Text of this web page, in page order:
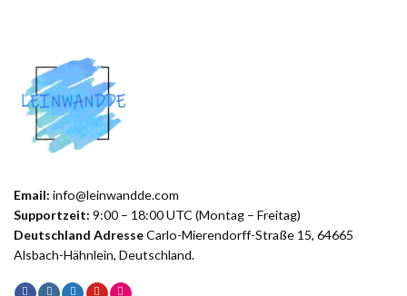
Email: info@leinwandde.com
Supportzeit: 9:00 – 18:00 UTC (Montag – Freitag)
Deutschland AdresseCarlo-Mierendorff-Straße 15, 64665
Alsbach-Hähnlein, Deutschland.